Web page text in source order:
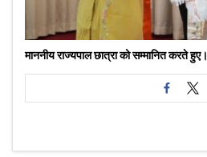
माननीय राज्यपाल छात्रा को सम्मानित करते हुए।